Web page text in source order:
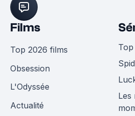
Films
Top 2026 films
Obsession
L'Odyssée
Actualité
Les